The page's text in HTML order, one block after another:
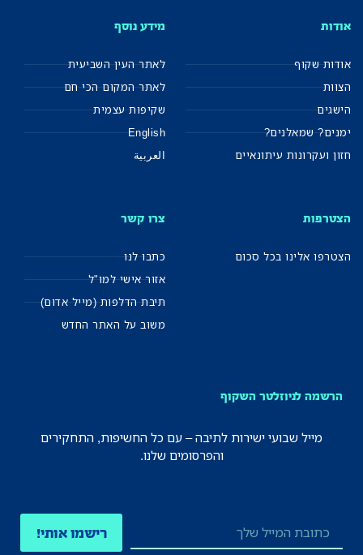
אודות
אודות שקוף
הצוות
הישגים
ימנים? שמאלנים?
חזון ועקרונות עיתונאיים
מידע נוסף
לאתר העין השביעית
לאתר המקום הכי חם
שקיפות עצמית
English
العربية
הצטרפות
הצטרפו אלינו בכל סכום
צרו קשר
כתבו לנו
אזור אישי למו"ל
תיבת הדלפות (מייל אדום)
משוב על האתר החדש
הרשמה לניוזלטר השקוף
מייל שבועי ישירות לתיבה – עם כל החשיפות, התחקירים
והפרסומים שלנו.
רישמו אותי!